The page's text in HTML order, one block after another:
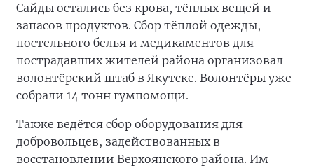
Сайды остались без крова, тёплых вещей и
запасов продуктов. Сбор тёплой одежды,
постельного белья и медикаментов для
пострадавших жителей района организовал
волонтёрский штаб в Якутске. Волонтёры уже
собрали 14 тонн гумпомощи.
Также ведётся сбор оборудования для
добровольцев, задействованных в
восстановлении Верхоянского района. Им